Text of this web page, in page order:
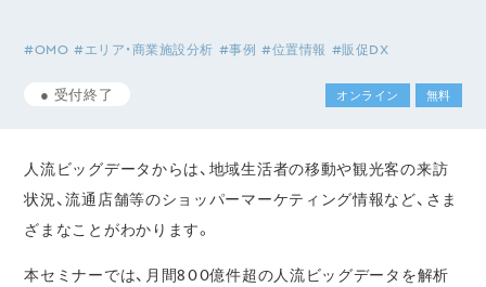
#OMO #エリア・商業施設分析 #事例 #位置情報 #販促DX
● 受付終了 オンライン 無料
人流ビッグデータからは、地域生活者の移動や観光客の来訪
状況、流通店舗等のショッパーマーケティング情報など、さま
ざまなことがわかります。
本セミナーでは、月間800億件超の人流ビッグデータを解析